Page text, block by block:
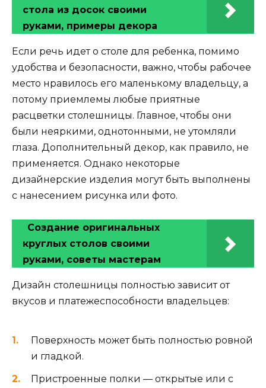
стола из досок своими
руками, примеры декора
Если речь идет о столе для ребенка, помимо
удобства и безопасности, важно, чтобы рабочее
место нравилось его маленькому владельцу, а
потому приемлемы любые приятные
расцветки столешницы. Главное, чтобы они
были неяркими, однотонными, не утомляли
глаза. Дополнительный декор, как правило, не
применяется. Однако некоторые
дизайнерские изделия могут быть выполнены
с нанесением рисунка или фото.
Создание оригинальных
круглых столов своими
руками, советы мастерам
Дизайн столешницы полностью зависит от
вкусов и платежеспособности владельцев:
Поверхность может быть полностью ровной
и гладкой.
Пристроенные полки — открытые или с